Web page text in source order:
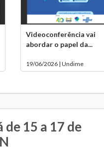
Videoconferência vai
abordar o papel da...
19/06/2026 | Undime
de 15 a 17 de